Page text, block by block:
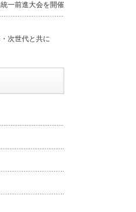
一前進大会を開催
次世代と共に